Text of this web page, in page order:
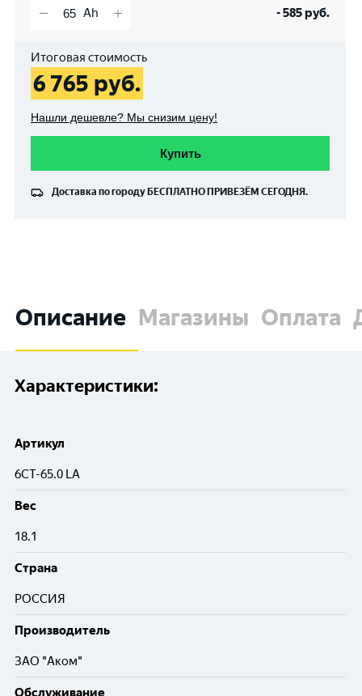
-585руб.
Итоговая стоимость
6 765 руб.
Нашли дешевле? Мы снизим цену!
Купить
Доставка по городу БЕСПЛАТНО ПРИВЕЗЁМ СЕГОДНЯ.
Описание Магазины Оплата
Характеристики:
Артикул
6CT-65.0 LA
Вес
18.1
Cтрана
РОССИЯ
Производитель
ЗАО "Аком"
Обслуживание